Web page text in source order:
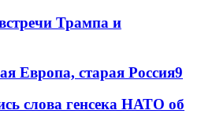
Трампа и
Европа, старая Россия9
слова генсека НАТО об